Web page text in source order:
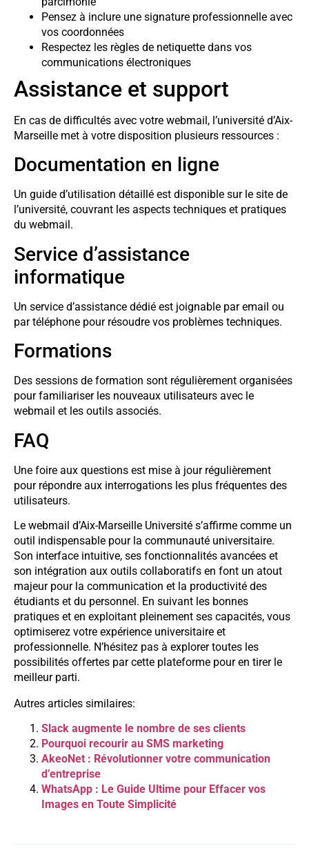
Pensez à inclure une signature professionnelle avec
vos coordonnées
Respectez les règles de netiquette dans vos
communications électroniques
Assistance et support
En cas de difficultés avec votre webmail, l’université d’Aix-
Marseille met à votre disposition plusieurs ressources :
Documentation en ligne
Un guide d’utilisation détaillé est disponible sur le site de
l’université, couvrant les aspects techniques et pratiques
du webmail.
Service d’assistance
informatique
Un service d’assistance dédié est joignable par email ou
par téléphone pour résoudre vos problèmes techniques.
Formations
Des sessions de formation sont régulièrement organisées
pour familiariser les nouveaux utilisateurs avec le
webmail et les outils associés.
FAQ
Une foire aux questions est mise à jour régulièrement
pour répondre aux interrogations les plus fréquentes des
utilisateurs.
Le webmail d’Aix-Marseille Université s’affirme comme un
outil indispensable pour la communauté universitaire.
Son interface intuitive, ses fonctionnalités avancées et
son intégration aux outils collaboratifs en font un atout
majeur pour la communication et la productivité des
étudiants et du personnel. En suivant les bonnes
pratiques et en exploitant pleinement ses capacités, vous
optimiserez votre expérience universitaire et
professionnelle. N’hésitez pas à explorer toutes les
possibilités offertes par cette plateforme pour en tirer le
meilleur parti.
Autres articles similaires:
Slack augmente le nombre de ses clients
Pourquoi recourir au SMS marketing
AkeoNet : Révolutionner votre communication
d’entreprise
WhatsApp : Le Guide Ultime pour Effacer vos
Images en Toute Simplicité